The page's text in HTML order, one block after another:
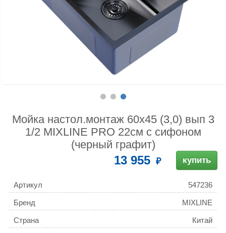
Мойка настол.монтаж 60х45 (3,0) вып 3
1/2 MIXLINE PRO 22см с сифоном
(черный графит)
13 955 купить
Артикул 547236
Бренд MIXLINE
Страна Китай